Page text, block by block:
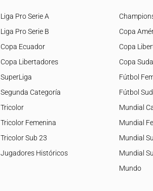
Liga Pro Serie A
Liga Pro Serie B
Copa Ecuador
Copa Libertadores
SuperLiga
Segunda Categoría
Tricolor
Tricolor Femenina
Tricolor Sub 23
Jugadores Históricos
Copa
Copa
Copa
Fútbol
Fútbol
Mundial
Mundial
Mundial
Mundial
Mundo